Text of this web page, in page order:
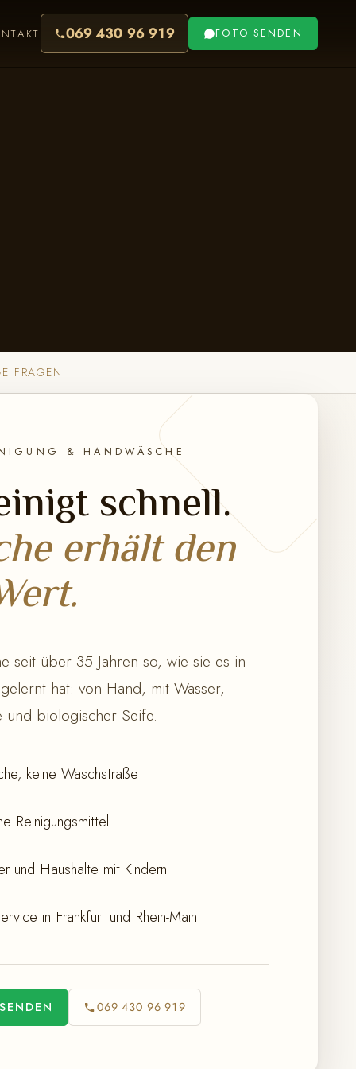
069 430 96 919 FOTO SENDEN
FRAGEN
& HANDWÄSCHE
schnell.
erhält den
seit über 35 Jahren so, wie sie es in
hat: von Hand, mit Wasser,
und biologischer Seife.
keine Waschstraße
Reinigungsmittel
und Haushalte mit Kindern
in Frankfurt und Rhein-Main
069 430 96 919